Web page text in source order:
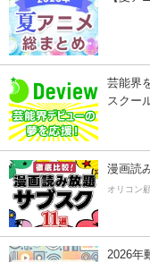
芸能界
スクー
漫画読
オリコン
2026年